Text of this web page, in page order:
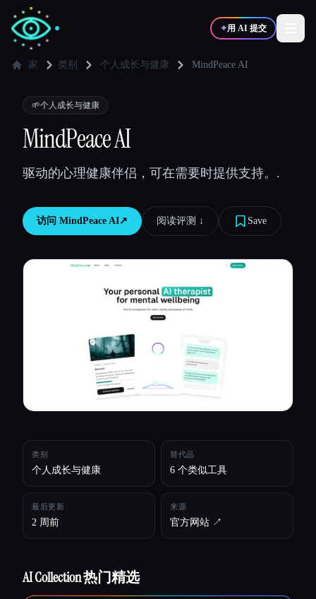
✦用 AI 提交
✍️写作者
💻
家 类别 个人成长与健康 MindPeace AI
🌱个人成长与健康
MindPeace AI
驱动的心理健康伴侣，可在需要时提供支持。.
访问 MindPeace AI↗︎ 阅读评测 ↓︎ Save
类别
个人成长与健康
替代品
6 个类似工具
最后更新
2 周前
来源
官方网站 ↗︎
AI Collection 热门精选